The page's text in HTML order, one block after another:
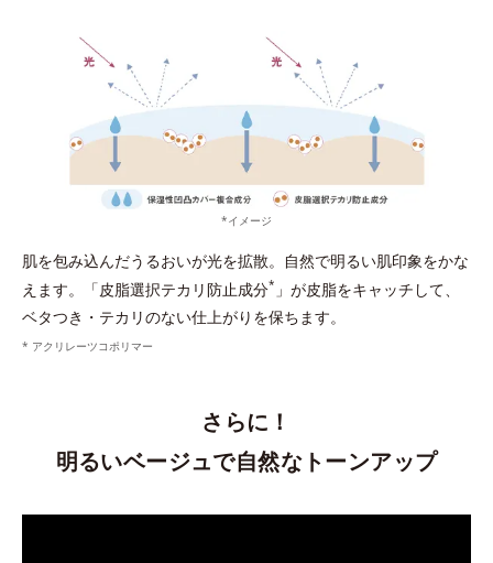
*イメージ
肌を包み込んだうるおいが光を拡散。自然で明るい肌印象をかな
えます。「皮脂選択テカリ防止成分* 」が皮脂をキャッチして、
ベタつき・テカリのない仕上がりを保ちます。
* アクリレーツコポリマー
さらに！
明るいベージュで自然なトーンアップ